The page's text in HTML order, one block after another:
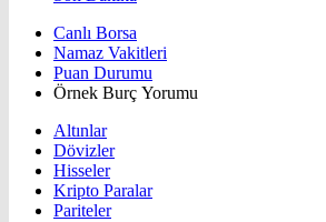
Canlı Borsa
Namaz Vakitleri
Puan Durumu
Örnek Burç Yorumu
Altınlar
Dövizler
Hisseler
Kripto Paralar
Pariteler